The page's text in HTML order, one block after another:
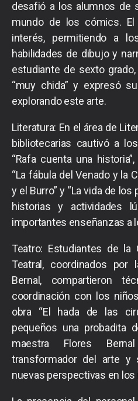
desafió a los alumnos de
mundo de los cómics.
interés, permitiendo a
habilidades de dibujo y
estudiante de sexto
“muy chida” y expresó
explorando este arte.
Literatura: En el área de
bibliotecarias cautivó a
“Rafa cuenta una
“La fábula del Venado y la
y el Burro” y “La vida de
historias y actividades
importantes enseñanzas a
Teatro: Estudiantes de la
Teatral, coordinados por
Bernal, compartieron
coordinación con los
obra “El hada de las
pequeños una probadita
maestra Flores
transformador del arte y
nuevas perspectivas en los